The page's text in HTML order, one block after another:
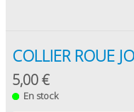
COLLIER ROUE
5,00 €
En stock